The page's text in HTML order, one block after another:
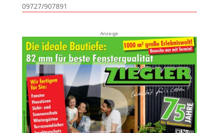
09727/907891
Anzeige